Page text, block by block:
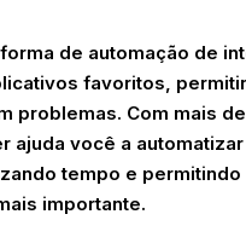
de automação de
favoritos,
problemas. Com mais
ajuda você a
tempo e
importante.